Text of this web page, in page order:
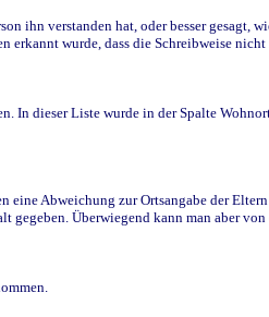
verstanden hat, oder besser gesagt,
wurde, dass die Schreibweise
dieser Liste wurde in der Spalte
Abweichung zur Ortsangabe der
Überwiegend kann man aber